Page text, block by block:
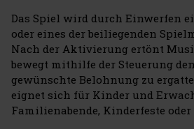
Das Spiel wird durch Einwerfen
oder eines der beiliegenden
Nach der Aktivierung ertönt
bewegt mithilfe der Steuerung
gewünschte Belohnung zu
eignet sich für Kinder und
Familienabende, Kinderfeste